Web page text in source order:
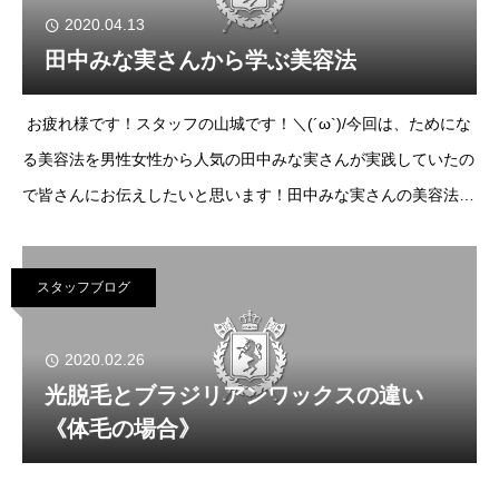
2020.04.13
田中みな実さんから学ぶ美容法
お疲れ様です！スタッフの山城です！＼(´ω`)/今回は、ためにな
る美容法を男性女性から人気の田中みな実さんが実践していたの
で皆さんにお伝えしたいと思います！田中みな実さんの美容法＝
くイケるという僕の判断です☆1 旬
スタッフブログ
2020.02.26
光脱毛とブラジリアンワックスの違い
《体毛の場合》